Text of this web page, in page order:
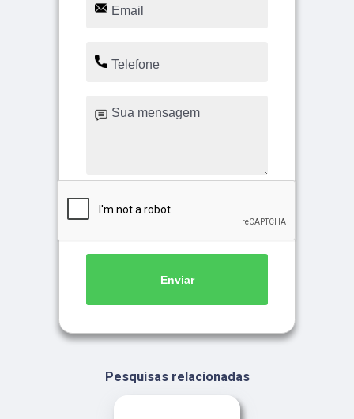
Enviar
Pesquisas relacionadas